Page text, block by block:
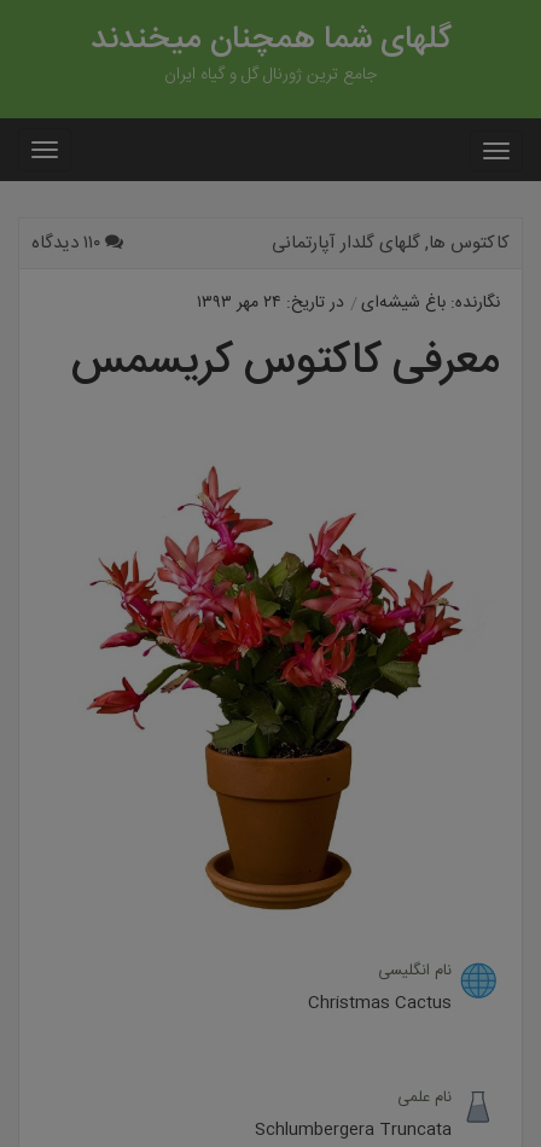
گلهای شما همچنان میخندند
جامع ترین ژورنال گل و گیاه ایران
کاکتوس ها,گلهای گلدار آپارتمانی
نگارنده: باغ شیشه‌ای در تاریخ: ۲۴ مهر ۱۳۹۳
معرفی کاکتوس کریسمس
نام انگلیسی
Christmas Cactus
نام علمی
Schlumbergera Truncata